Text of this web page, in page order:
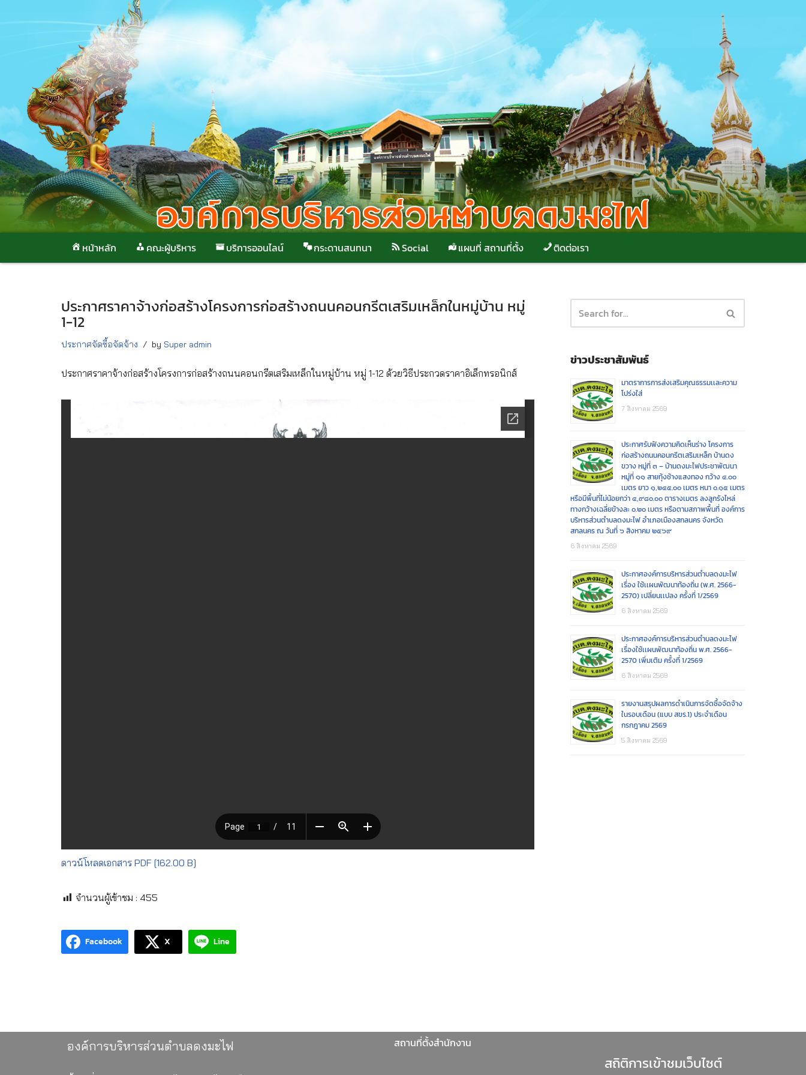
หน้าหลัก คณะผู้บริหาร บริการออนไลน์ กระดานสนทนา Social แผนที่ สถานที่ตั้ง ติดต่อเรา
ประกาศราคาจ้างก่อสร้างโครงการก่อสร้างถนนคอนกรีตเสริมเหล็กในหมู่บ้าน หมู่
1-12
ประกาศจัดซื้อจัดจ้าง by Super admin
ประกาศราคาจ้างก่อสร้างโครงการก่อสร้างถนนคอนกรีตเสริมเหล็กในหมู่บ้าน หมู่ 1-12 ด้วยวิธีประกวดราคาอิเล็กทรอนิกส์
ดาวน์โหลดเอกสาร PDF [162.00 B]
จำนวนผู้เข้าชม : 455
Facebook X Line
ข่าวประชาสัมพันธ์
มาตราการการส่งเสริมคุณธรรมเเละความ
โปร่งใส่
7 สิงหาคม 2569
ประกาศรับฟังความคิดเห็นร่าง โครงการ
ก่อสร้างถนนคอนกรีตเสริมเหล็ก บ้านดง
ขวาง หมู่ที่ ๓ – บ้านดงมะไฟประชาพัฒนา
หมู่ที่ ๑๑ สายทุ้งช้างแสงทอง กว้าง ๔.๐๐
เมตร ยาว ๑,๒๔๕.๐๐ เมตร หนา ๐.๑๕ เมตร
หรือมีพื้นที่ไม่น้อยกว่า ๔,๙๘๐.๐๐ ตารางเมตร ลงลูกรังไหล่
ทางกว้างเฉลี่ยข้างละ ๐.๒๐ เมตร หรือตามสภาพพื้นที่ องค์การ
บริหารส่วนตำบลดงมะไฟ อำเภอเมืองสกลนคร จังหวัด
สกลนคร ณ วันที่ ๖ สิงหาคม ๒๕๖๙
6 สิงหาคม 2569
ประกาศองค์การบริหารส่วนตำบลดงมะไฟ
เรื่อง ใช้เเผนพัฒนาท้องถิ่น (พ.ศ. 2566-
2570) เปลี่ยนเเปลง ครั้งที่ 1/2569
6 สิงหาคม 2569
ประกาศองค์การบริหารส่วนตำบลดงมะไฟ
เรื่องใช้เเผนพัฒนาท้องถิ่น พ.ศ. 2566-
2570 เพิ่มเติม ครั้งที่ 1/2569
6 สิงหาคม 2569
รายงานสรุปผลการดำเนินการจัดซื้อจัดจ้าง
ในรอบเดือน (แบบ สขร.1) ประจำเดือน
กรกฎาคม 2569
5 สิงหาคม 2569
องค์การบริหารส่วนตำบลดงมะไฟ สถานที่ตั้งสำนักงาน
สถิติการเข้าชมเว็บไซต์